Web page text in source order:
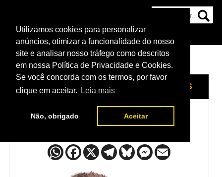
Utilizamos cookies para personalizar
anúncios, otimizar a funcionalidade do nosso
site e analisar nosso tráfego como descritos
em nossa Política de Privacidade e Cookies.
Se você concorda com os termos, por favor
clique em aceitar.
Leia mais
Não, obrigado Aceitar
NOTÍCIAS
HOME LUTADORES / DRICUS DU PLESSIS
Dricus du Plessis